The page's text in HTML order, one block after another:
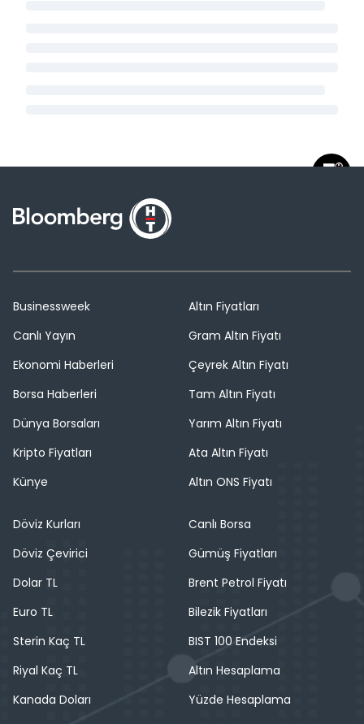
Businessweek
Canlı Yayın
Ekonomi Haberleri
Borsa Haberleri
Dünya Borsaları
Kripto Fiyatları
Künye
Altın Fiyatları
Gram Altın Fiyatı
Çeyrek Altın Fiyatı
Tam Altın Fiyatı
Yarım Altın Fiyatı
Ata Altın Fiyatı
Altın ONS Fiyatı
Döviz Kurları
Döviz Çevirici
Dolar TL
Euro TL
Sterin Kaç TL
Riyal Kaç TL
Kanada Doları
Canlı Borsa
Gümüş Fiyatları
Brent Petrol Fiyatı
Bilezik Fiyatları
BIST 100 Endeksi
Altın Hesaplama
Yüzde Hesaplama